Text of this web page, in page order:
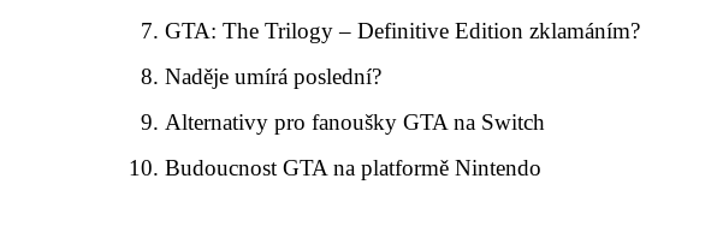
GTA: The Trilogy – Definitive Edition zklamáním?
Naděje umírá poslední?
Alternativy pro fanoušky GTA na Switch
Budoucnost GTA na platformě Nintendo